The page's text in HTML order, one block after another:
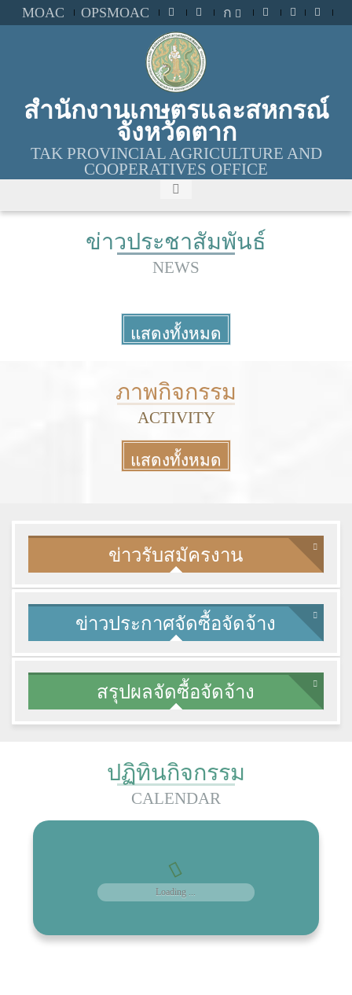
MOAC OPSMOAC ก
สำนักงานเกษตรและสหกรณ์
จังหวัดตาก
TAK PROVINCIAL AGRICULTURE AND
COOPERATIVES OFFICE
ข่าวประชาสัมพันธ์
NEWS
แสดงทั้งหมด
More
ภาพกิจกรรม
ACTIVITY
แสดงทั้งหมด
ข่าวรับสมัครงาน
ข่าวประกาศจัดซื้อจัดจ้าง
สรุปผลจัดซื้อจัดจ้าง
ปฏิทินกิจกรรม
CALENDAR
Loading ...